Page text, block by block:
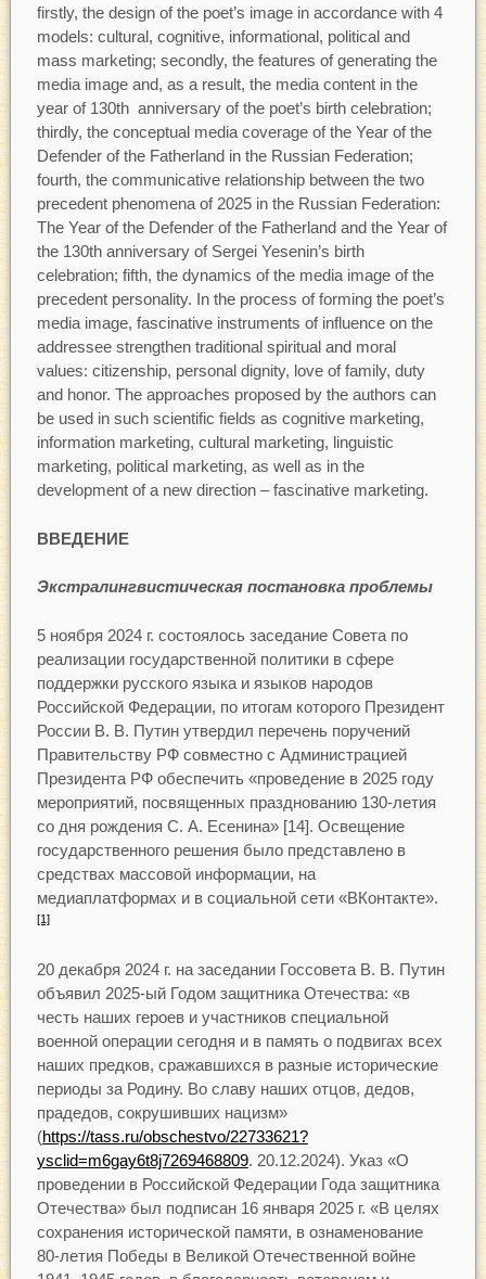
firstly, the design of the poet’s image in accordance with 4
models: cultural, cognitive, informational, political and
mass marketing; secondly, the features of generating the
media image and, as a result, the media content in the
year of 130th anniversary of the poet’s birth celebration;
thirdly, the conceptual media coverage of the Year of the
Defender of the Fatherland in the Russian Federation;
fourth, the communicative relationship between the two
precedent phenomena of 2025 in the Russian Federation:
The Year of the Defender of the Fatherland and the Year of
the 130th anniversary of Sergei Yesenin’s birth
celebration; fifth, the dynamics of the media image of the
precedent personality. In the process of forming the poet’s
media image, fascinative instruments of influence on the
addressee strengthen traditional spiritual and moral
values: citizenship, personal dignity, love of family, duty
and honor. The approaches proposed by the authors can
be used in such scientific fields as cognitive marketing,
information marketing, cultural marketing, linguistic
marketing, political marketing, as well as in the
development of a new direction – fascinative marketing.
ВВЕДЕНИЕ
Экстралингвистическая постановка проблемы
5 ноября 2024 г. состоялось заседание Совета по
реализации государственной политики в сфере
поддержки русского языка и языков народов
Российской Федерации, по итогам которого Президент
России В. В. Путин утвердил перечень поручений
Правительству РФ совместно с Администрацией
Президента РФ обеспечить «проведение в 2025 году
мероприятий, посвященных празднованию 130-летия
со дня рождения С. А. Есенина» [14]. Освещение
государственного решения было представлено в
средствах массовой информации, на
медиаплатформах и в социальной сети «ВКонтакте».
[1]
20 декабря 2024 г. на заседании Госсовета В. В. Путин
объявил 2025-ый Годом защитника Отечества: «в
честь наших героев и участников специальной
военной операции сегодня и в память о подвигах всех
наших предков, сражавшихся в разные исторические
периоды за Родину. Во славу наших отцов, дедов,
прадедов, сокрушивших нацизм»
(https://tass.ru/obschestvo/22733621?
ysclid=m6gay6t8j7269468809. 20.12.2024). Указ «О
проведении в Российской Федерации Года защитника
Отечества» был подписан 16 января 2025 г. «В целях
сохранения исторической памяти, в ознаменование
80-летия Победы в Великой Отечественной войне